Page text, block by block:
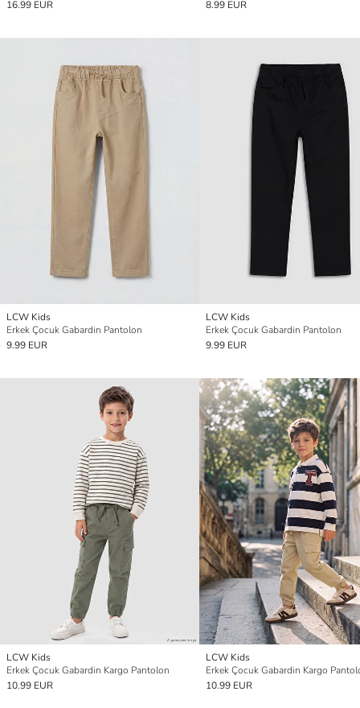
16.99 EUR 8.99 EUR
LCW Kids
Erkek Çocuk Gabardin Pantolon
9.99 EUR
LCW Kids
Erkek Çocuk Gabardin Pantolon
9.99 EUR
LCW Kids
Erkek Çocuk Gabardin Kargo Pantolon
10.99 EUR
LCW Kids
Erkek Çocuk Gabardin Kargo
10.99 EUR